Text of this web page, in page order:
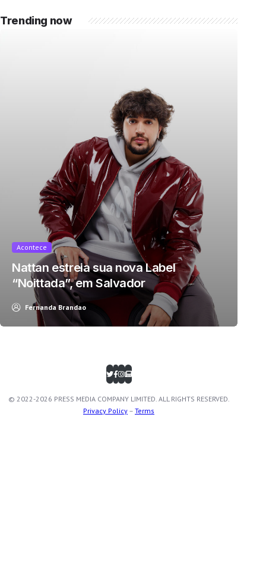
v=mdZzgrZTxoU […]
Trending now
Acontece
Nattan estreia sua nova Label
“Noittada”, em Salvador
Fernanda Brandao
© 2022-2026 PRESS MEDIA COMPANY LIMITED. ALL RIGHTS RESERVED.
Privacy Policy – Terms